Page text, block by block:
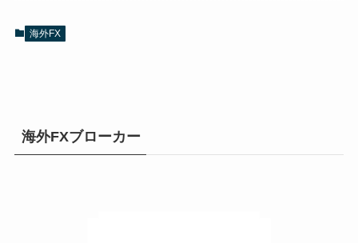
海外FX
海外FXブローカー